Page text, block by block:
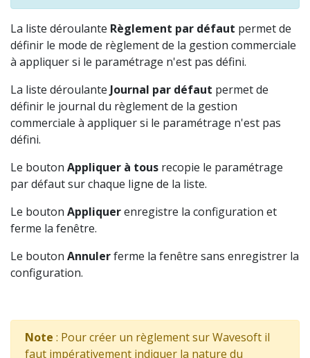
La liste déroulante Règlement par défaut permet de
définir le mode de règlement de la gestion commerciale
à appliquer si le paramétrage n'est pas défini.
La liste déroulante Journal par défaut permet de
définir le journal du règlement de la gestion
commerciale à appliquer si le paramétrage n'est pas
défini.
Le bouton Appliquer à tous recopie le paramétrage
par défaut sur chaque ligne de la liste.
Le bouton Appliquerenregistre la configuration et
ferme la fenêtre.
Le bouton Annulerferme la fenêtre sans enregistrer la
configuration.
Note : Pour créer un règlement sur Wavesoft il
faut impérativement indiquer la nature du